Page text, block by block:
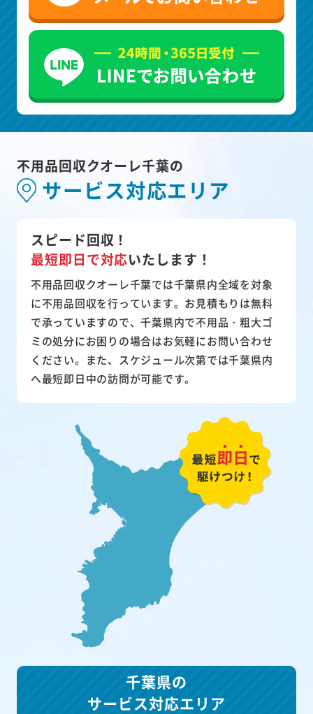
不用品回収クオーレ千葉の
サービス対応エリア
スピード回収！
最短即日で対応いたします！
不用品回収クオーレ千葉では千葉県内全域を対象
に不用品回収を行っています。お見積もりは無料
で承っていますので、千葉県内で不用品・粗大ゴ
ミの処分にお困りの場合はお気軽にお問い合わせ
ください。また、スケジュール次第では千葉県内
へ最短即日中の訪問が可能です。
千葉県の
サービス対応エリア